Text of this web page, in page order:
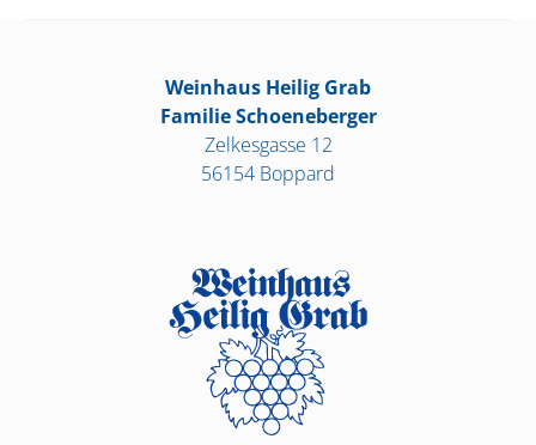
Weinhaus Heilig Grab
Familie Schoeneberger
Zelkesgasse 12
56154 Boppard